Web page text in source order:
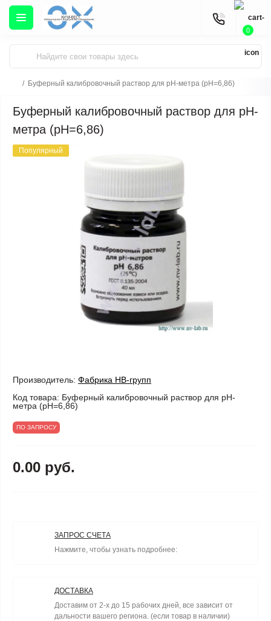
0
Буферный калибровочный раствор для рН-метра (pH=6,86)
Буферный калибровочный раствор для рН-
метра (pH=6,86)
Популярный
Производитель: Фабрика НВ-групп
Код товара: Буферный калибровочный раствор для рН-
метра (pH=6,86)
ПО ЗАПРОСУ
0.00 руб.
ЗАПРОС СЧЕТА
Нажмите, чтобы узнать подробнее:
ДОСТАВКА
Доставим от 2-х до 15 рабочих дней, все зависит от
дальности вашего региона. (если товар в наличии)